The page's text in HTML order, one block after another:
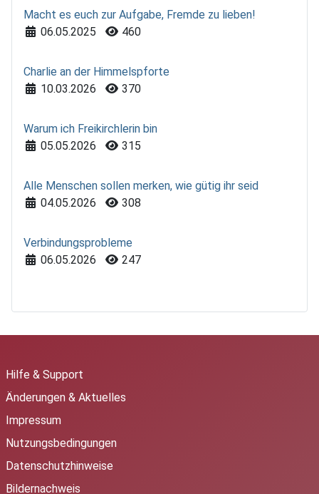
Macht es euch zur Aufgabe, Fremde zu lieben!
Details
06.05.2025 460
Charlie an der Himmelspforte
Details
10.03.2026 370
Warum ich Freikirchlerin bin
Details
05.05.2026 315
Alle Menschen sollen merken, wie gütig ihr seid
Details
04.05.2026 308
Verbindungsprobleme
Details
06.05.2026 247
Hilfe & Support
Änderungen & Aktuelles
Impressum
Nutzungsbedingungen
Datenschutzhinweise
Bildernachweis